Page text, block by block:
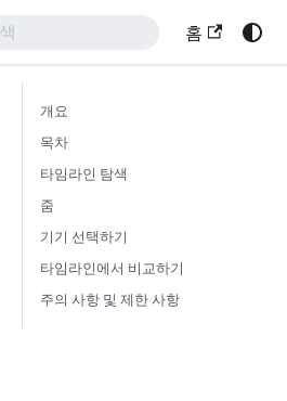
홈
개요
목차
타임라인 탐색
줌
기기 선택하기
타임라인에서 비교하기
주의 사항 및 제한 사항